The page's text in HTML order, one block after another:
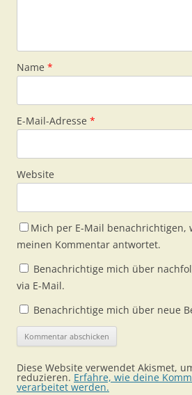
Name *
E-Mail-Adresse *
Website
Mich per E-Mail benachrichtigen,
meinen Kommentar antwortet.
Benachrichtige mich über
via E-Mail.
Benachrichtige mich über neue
Diese Website verwendet Akismet,
reduzieren. Erfahre, wie deine
verarbeitet werden.